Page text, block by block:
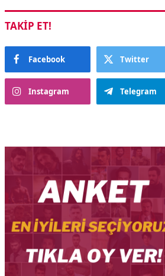
TAKIP ET!
Facebook Twitter
Instagram Telegram